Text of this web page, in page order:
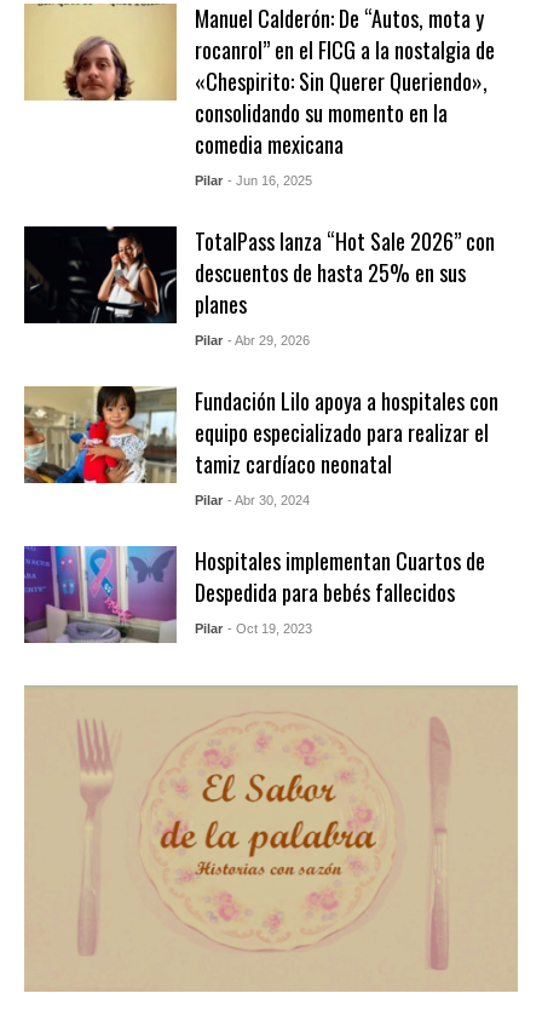
Manuel Calderón: De “Autos, mota y
rocanrol” en el FICG a la nostalgia de
«Chespirito: Sin Querer Queriendo»,
consolidando su momento en la
comedia mexicana
Pilar - Jun 16, 2025
TotalPass lanza “Hot Sale 2026” con
descuentos de hasta 25% en sus
planes
Pilar - Abr 29, 2026
Fundación Lilo apoya a hospitales con
equipo especializado para realizar el
tamiz cardíaco neonatal
Pilar - Abr 30, 2024
Hospitales implementan Cuartos de
Despedida para bebés fallecidos
Pilar - Oct 19, 2023